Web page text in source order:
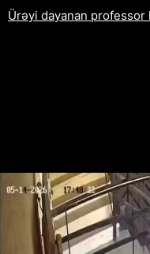
Ürəyi dayanan professor